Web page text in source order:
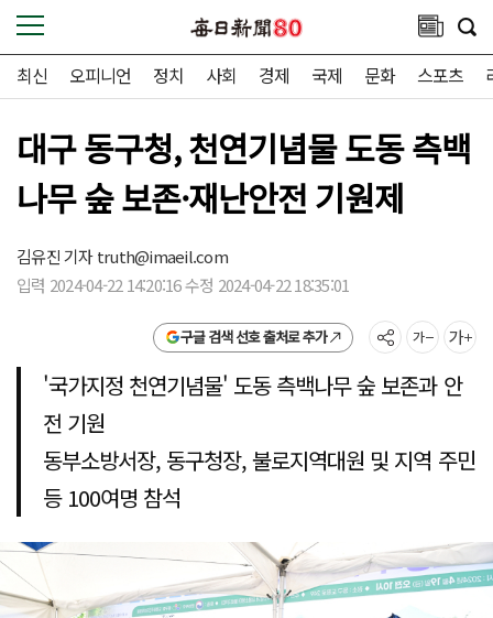
최신 오피니언 정치 사회 경제 국제 문화 스포츠
대구 동구청, 천연기념물 도동 측백
나무 숲 보존·재난안전 기원제
김유진 기자truth@imaeil.com
입력 2024-04-22 14:20:16 수정 2024-04-22 18:35:01
구글 검색 선호 출처로 추가
'국가지정 천연기념물' 도동 측백나무 숲 보존과 안
전 기원
동부소방서장, 동구청장, 불로지역대원 및 지역 주민
등 100여명 참석